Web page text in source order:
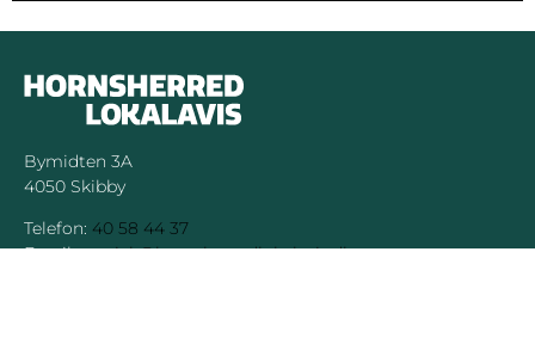
Bymidten 3A
4050 Skibby
Telefon: 40 58 44 37
Email:patrick@hornsherredlokalavis.dk